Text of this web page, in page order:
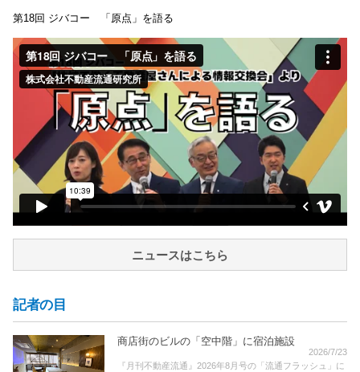
第18回 ジバコー 「原点」を語る
ニュースはこちら
記者の目
商店街のビルの「空中階」に宿泊施設
2026/7/23
『月刊不動産流通』2026年8月号の「流通フラッシュ」に